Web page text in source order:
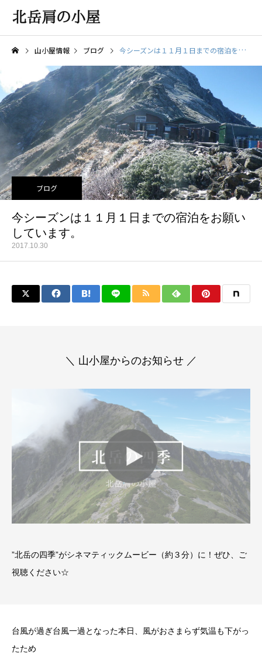
山小屋情報 ブログ 今シーズンは１１月１日までの宿泊をお願いしています。
ブログ
今シーズンは１１月１日までの宿泊をお願い
しています。
2017.10.30
＼ 山小屋からのお知らせ ／
”北岳の四季”がシネマティックムービー（約３分）に！ぜひ、ご
視聴ください☆
台風が過ぎ台風一過となった本日、風がおさまらず気温も下がっ
たため